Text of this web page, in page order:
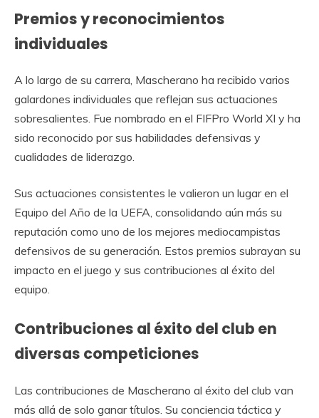
Premios y reconocimientos
individuales
A lo largo de su carrera, Mascherano ha recibido varios
galardones individuales que reflejan sus actuaciones
sobresalientes. Fue nombrado en el FIFPro World XI y ha
sido reconocido por sus habilidades defensivas y
cualidades de liderazgo.
Sus actuaciones consistentes le valieron un lugar en el
Equipo del Año de la UEFA, consolidando aún más su
reputación como uno de los mejores mediocampistas
defensivos de su generación. Estos premios subrayan su
impacto en el juego y sus contribuciones al éxito del
equipo.
Contribuciones al éxito del club en
diversas competiciones
Las contribuciones de Mascherano al éxito del club van
más allá de solo ganar títulos. Su conciencia táctica y